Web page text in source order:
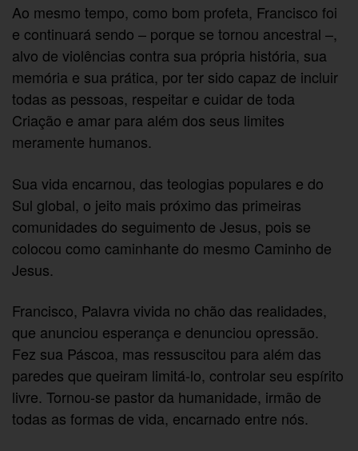
Ao mesmo tempo, como bom profeta, Francisco foi
e continuará sendo – porque se tornou ancestral –,
alvo de violências contra sua própria história, sua
memória e sua prática, por ter sido capaz de incluir
todas as pessoas, respeitar e cuidar de toda
Criação e amar para além dos seus limites
meramente humanos.
Sua vida encarnou, das teologias populares e do
Sul global, o jeito mais próximo das primeiras
comunidades do seguimento de Jesus, pois se
colocou como caminhante do mesmo Caminho de
Jesus.
Francisco, Palavra vivida no chão das realidades,
que anunciou esperança e denunciou opressão.
Fez sua Páscoa, mas ressuscitou para além das
paredes que queiram limitá-lo, controlar seu espírito
livre. Tornou-se pastor da humanidade, irmão de
todas as formas de vida, encarnado entre nós.